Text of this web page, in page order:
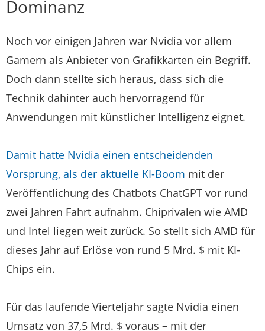
Dominanz
Noch vor einigen Jahren war Nvidia vor allem
Gamern als Anbieter von Grafikkarten ein Begriff.
Doch dann stellte sich heraus, dass sich die
Technik dahinter auch hervorragend für
Anwendungen mit künstlicher Intelligenz eignet.
Damit hatte Nvidia einen entscheidenden
Vorsprung, als der aktuelle KI-Boom mit der
Veröffentlichung des Chatbots ChatGPT vor rund
zwei Jahren Fahrt aufnahm. Chiprivalen wie AMD
und Intel liegen weit zurück. So stellt sich AMD für
dieses Jahr auf Erlöse von rund 5 Mrd. $ mit KI-
Chips ein.
Für das laufende Vierteljahr sagte Nvidia einen
Umsatz von 37,5 Mrd. $ voraus – mit der